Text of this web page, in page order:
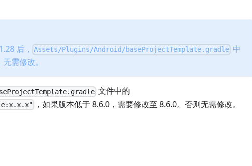
后， Assets/Plugins/Android/baseProjectTemplate.gradle 中
需修改。
文件中的
，如果版本低于 8.6.0，需要修改至 8.6.0。否则无需修改。